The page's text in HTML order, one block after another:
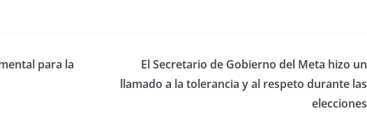
para la
El Secretario de Gobierno del Meta hizo un
llamado a la tolerancia y al respeto durante las
elecciones